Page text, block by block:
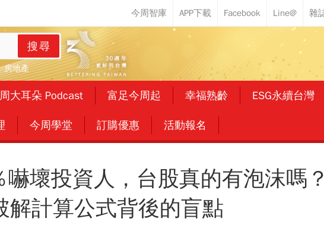
搜尋
房地產
大耳朵 Podcast 富足今周起 幸福熟齡 ESG永續台灣
今周學堂 訂購優惠 活動報名
壞投資人，台股真的有泡沫嗎？
解計算公式背後的盲點